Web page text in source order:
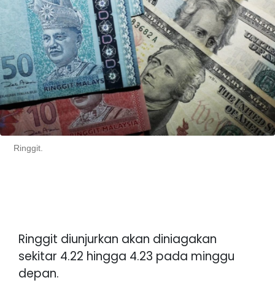
Ringgit.
Ringgit diunjurkan akan diniagakan
sekitar 4.22 hingga 4.23 pada minggu
depan.